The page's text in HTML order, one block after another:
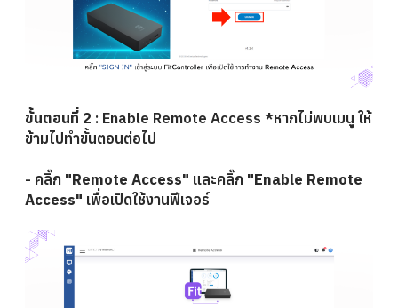
ขั้นตอนที่ 2 : Enable Remote Access *หากไม่พบเมนู ให้
ข้ามไปทำขั้นตอนต่อไป
- คลิ๊ก "Remote Access" และคลิ๊ก "Enable Remote
Access" เพื่อเปิดใช้งานฟีเจอร์